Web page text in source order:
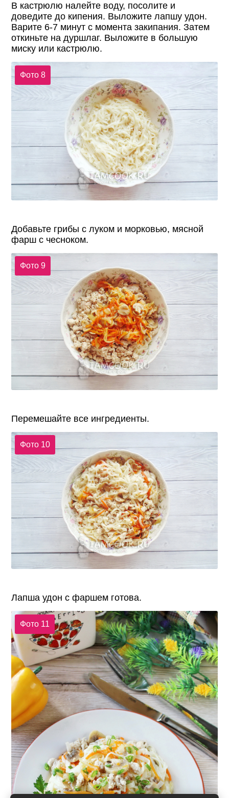
В кастрюлю налейте воду, посолите и
доведите до кипения. Выложите лапшу удон.
Варите 6-7 минут с момента закипания. Затем
откиньте на дуршлаг. Выложите в большую
миску или кастрюлю.
Фото 8
Добавьте грибы с луком и морковью, мясной
фарш с чесноком.
Фото 9
Перемешайте все ингредиенты.
Фото 10
Лапша удон с фаршем готова.
Фото 11